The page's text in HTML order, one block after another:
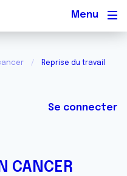
Reprise du travail
Se connecter
CANCER